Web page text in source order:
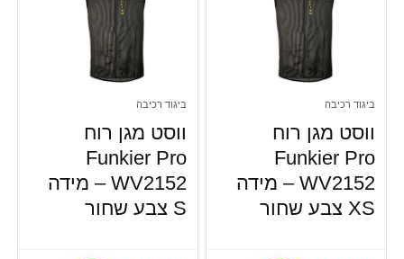
ביגוד רכיבה
ווסט מגן רוח
Funkier Pro
WV2152 – מידה
XS צבע שחור
ביגוד רכיבה
ווסט מגן רוח
Funkier Pro
WV2152 – מידה
S צבע שחור